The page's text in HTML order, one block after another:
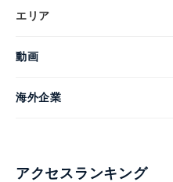
エリア
動画
海外企業
アクセスランキング